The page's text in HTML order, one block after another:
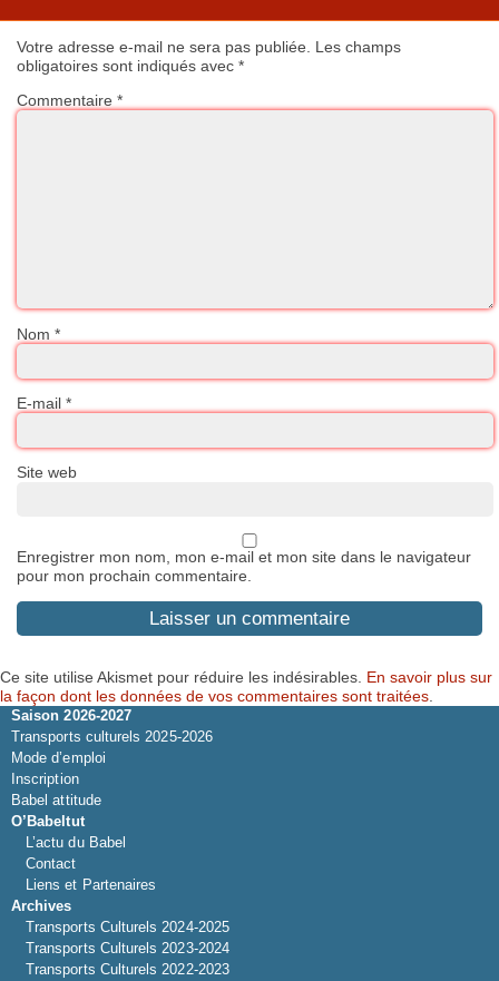
Votre adresse e-mail ne sera pas publiée.
Les champs
obligatoires sont indiqués avec *
Commentaire *
Nom *
E-mail *
Site web
Enregistrer mon nom, mon e-mail et mon site dans le navigateur
pour mon prochain commentaire.
Ce site utilise Akismet pour réduire les indésirables. En savoir plus sur
la façon dont les données de vos commentaires sont traitées
Saison 2026-2027
Transports culturels 2025-2026
Mode d’emploi
Inscription
Babel attitude
O’Babeltut
L’actu du Babel
Contact
Liens et Partenaires
Archives
Transports Culturels 2024-2025
Transports Culturels 2023-2024
Transports Culturels 2022-2023